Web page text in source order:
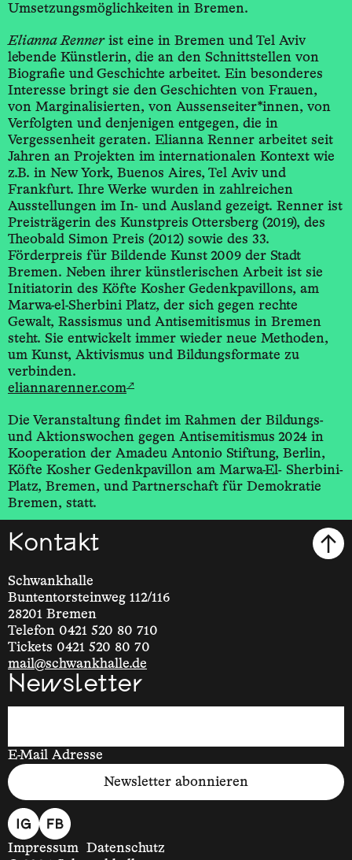
Umsetzungs­möglichkeiten in Bremen.
Elianna Rennerist eine in Bremen und Tel Aviv
lebende Künstlerin, die an den Schnittstellen von
Biografie und Geschichte arbeitet. Ein besonderes
Interesse bringt sie den Geschichten von Frauen,
von Marginalisierten, von Aussenseiter*innen, von
Verfolgten und denjenigen entgegen, die in
Vergessenheit geraten. Elianna Renner arbeitet seit
Jahren an Projekten im internationalen Kontext wie
z.B. in New York, Buenos Aires, Tel Aviv und
Frankfurt. Ihre Werke wurden in zahlreichen
Ausstellungen im In- und Ausland gezeigt. Renner ist
Preisträgerin des Kunstpreis Ottersberg (2019), des
Theobald Simon Preis (2012) sowie des 33.
Förderpreis für Bildende Kunst 2009 der Stadt
Bremen. Neben ihrer künstlerischen Arbeit ist sie
Initiatorin des Köfte Kosher Gedenkpavillons, am
Marwa-el-Sherbini Platz, der sich gegen rechte
Gewalt, Rassismus und Antisemitismus in Bremen
steht. Sie entwickelt immer wieder neue Methoden,
um Kunst, Aktivismus und Bildungsformate zu
verbinden.
eliannarenner.com ↗
Die Veranstaltung findet im Rahmen der Bildungs-
und Aktionswochen gegen Antisemitismus 2024 in
Kooperation der Amadeu Antonio Stiftung, Berlin,
Köfte Kosher Gedenkpavillon am Marwa-El- Sherbini-
Platz, Bremen, und Partnerschaft für Demokratie
Bremen, statt.
Kontakt
Schwankhalle
Buntentorsteinweg 112/116
28201 Bremen
Telefon 0421 520 80 710
Tickets 0421 520 80 70
mail@schwankhalle.de
Newsletter
E-Mail Adresse
Newsletter abonnieren
Impressum Datenschutz